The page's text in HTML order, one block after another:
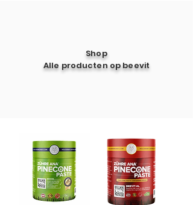
Shop
Alle producten op beevit